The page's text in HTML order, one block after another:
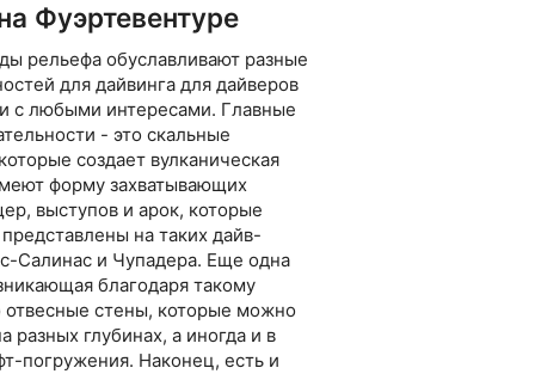
Фуэртевентуре
рельефа обуславливают разные
для дайвинга для дайверов
с любыми интересами. Главные
- это скальные
создает вулканическая
форму захватывающих
выступов и арок, которые
на таких дайв-
Салинас и Чупадера. Еще одна
благодаря такому
отвесные стены, которые можно
разных глубинах, а иногда и в
погружения. Наконец, есть и